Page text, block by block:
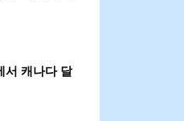
캐나다 달